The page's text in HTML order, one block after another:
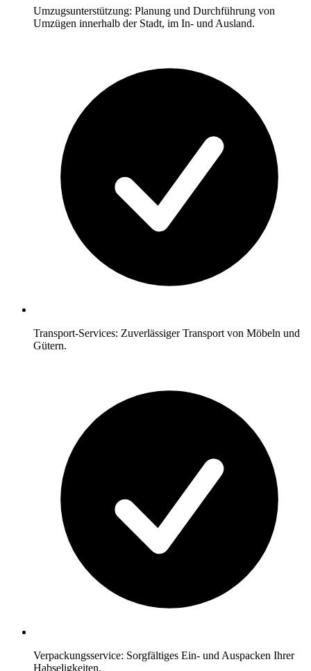
Umzugsunterstützung: Planung und Durchführung von
Umzügen innerhalb der Stadt, im In- und Ausland.
Transport-Services: Zuverlässiger Transport von Möbeln und
Gütern.
Verpackungsservice: Sorgfältiges Ein- und Auspacken Ihrer
Habseligkeiten.